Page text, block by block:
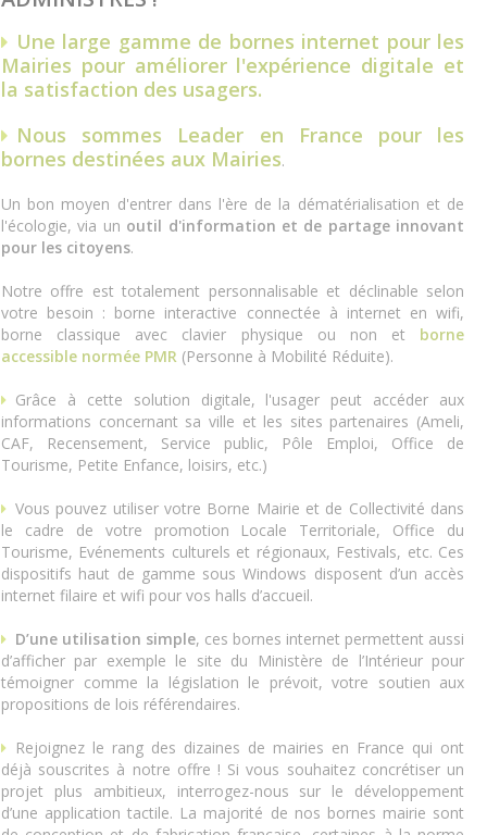
Une large gamme de bornes internet pour les
Mairies pour améliorer l'expérience digitale et
la satisfaction des usagers.
Nous sommes Leader en France pour les
bornes destinées aux Mairies.
Un bon moyen d'entrer dans l'ère de la dématérialisation et de
l'écologie, via un outil d'information et de partage innovant
pour les citoyens.
Notre offre est totalement personnalisable et déclinable selon
votre besoin : borne interactive connectée à internet en wifi,
borne classique avec clavier physique ou non et borne
accessible normée PMR (Personne à Mobilité Réduite).
Grâce à cette solution digitale, l'usager peut accéder aux
informations concernant sa ville et les sites partenaires (Ameli,
CAF, Recensement, Service public, Pôle Emploi, Office de
Tourisme, Petite Enfance, loisirs, etc.)
Vous pouvez utiliser votre Borne Mairie et de Collectivité dans
le cadre de votre promotion Locale Territoriale, Office du
Tourisme, Evénements culturels et régionaux, Festivals, etc. Ces
dispositifs haut de gamme sous Windows disposent d’un accès
internet filaire et wifi pour vos halls d’accueil.
D’une utilisation simple, ces bornes internet permettent aussi
d’afficher par exemple le site du Ministère de l’Intérieur pour
témoigner comme la législation le prévoit, votre soutien aux
propositions de lois référendaires.
Rejoignez le rang des dizaines de mairies en France qui ont
déjà souscrites à notre offre ! Si vous souhaitez concrétiser un
projet plus ambitieux, interrogez-nous sur le développement
d’une application tactile. La majorité de nos bornes mairie sont